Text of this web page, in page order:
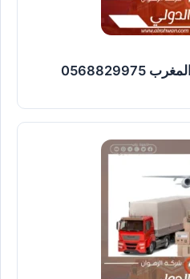
شركة شحن من جدة إلى المغرب 0568829975